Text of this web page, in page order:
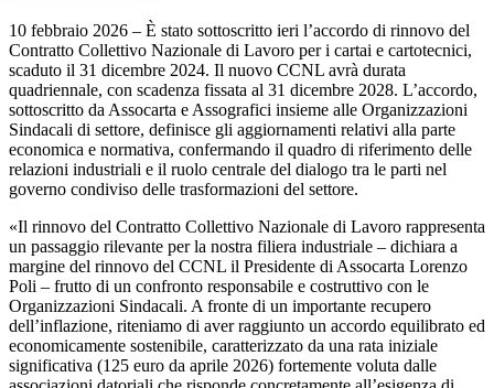
10 febbraio 2026 – È stato sottoscritto ieri l’accordo di rinnovo del
Contratto Collettivo Nazionale di Lavoro per i cartai e cartotecnici,
scaduto il 31 dicembre 2024. Il nuovo CCNL avrà durata
quadriennale, con scadenza fissata al 31 dicembre 2028. L’accordo,
sottoscritto da Assocarta e Assografici insieme alle Organizzazioni
Sindacali di settore, definisce gli aggiornamenti relativi alla parte
economica e normativa, confermando il quadro di riferimento delle
relazioni industriali e il ruolo centrale del dialogo tra le parti nel
governo condiviso delle trasformazioni del settore.
«Il rinnovo del Contratto Collettivo Nazionale di Lavoro rappresenta
un passaggio rilevante per la nostra filiera industriale – dichiara a
margine del rinnovo del CCNL il Presidente di Assocarta Lorenzo
Poli – frutto di un confronto responsabile e costruttivo con le
Organizzazioni Sindacali. A fronte di un importante recupero
dell’inflazione, riteniamo di aver raggiunto un accordo equilibrato ed
economicamente sostenibile, caratterizzato da una rata iniziale
significativa (125 euro da aprile 2026) fortemente voluta dalle